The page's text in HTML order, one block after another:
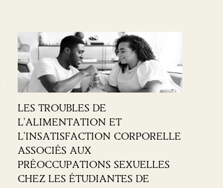
LES TROUBLES DE
L'ALIMENTATION ET
L'INSATISFACTION CORPORELLE
ASSOCIÉS AUX
PRÉOCCUPATIONS SEXUELLES
CHEZ LES ÉTUDIANTES DE